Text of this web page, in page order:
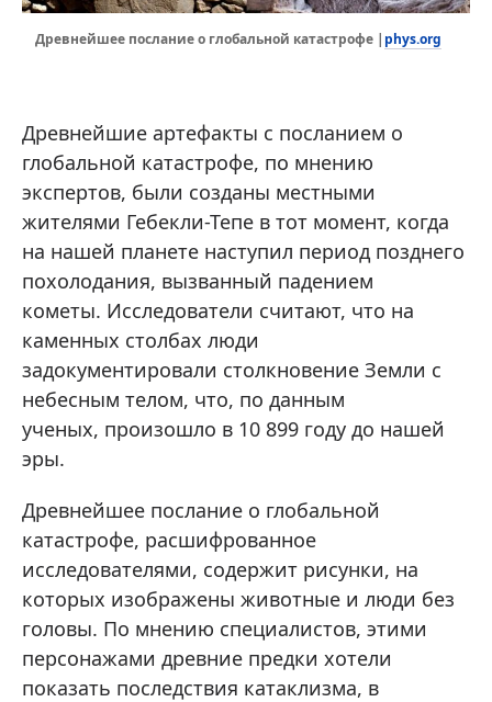
Древнейшее послание о глобальной катастрофе | phys.org
Древнейшие артефакты с посланием о
глобальной катастрофе, по мнению
экспертов, были созданы местными
жителями Гебекли-Тепе в тот момент, когда
на нашей планете наступил период позднего
похолодания, вызванный падением
кометы. Исследователи считают, что на
каменных столбах люди
задокументировали столкновение Земли с
небесным телом, что, по данным
ученых, произошло в 10 899 году до нашей
эры.
Древнейшее послание о глобальной
катастрофе, расшифрованное
исследователями, содержит рисунки, на
которых изображены животные и люди без
головы. По мнению специалистов, этими
персонажами древние предки хотели
показать последствия катаклизма, в